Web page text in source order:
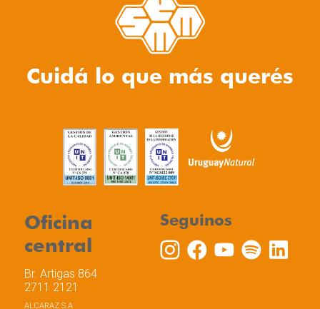
Cuidá lo que más querés
Oficina
central
Br. Artigas 864
2711 2121
ALCARAZ S.A
Seguinos